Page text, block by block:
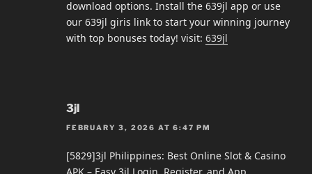
download options. Install the 639jl app or use
our 639jl giris link to start your winning journey
with top bonuses today! visit: 639jl
3jl
FEBRUARY 3, 2026 AT 6:47 PM
[5829]3jl Philippines: Best Online Slot & Casino